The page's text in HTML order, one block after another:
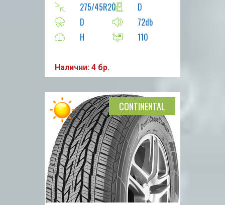
275/45R20
D
D
72db
H
110
Налични: 4 бр.
CONTINENTAL